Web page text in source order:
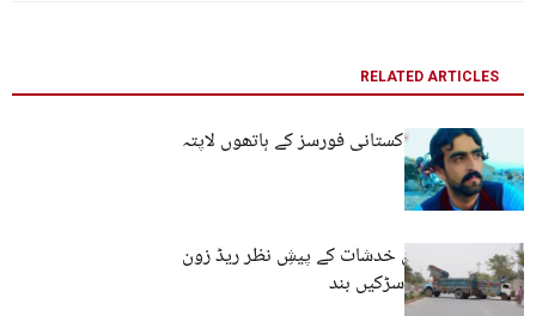
RELATED ARTICLES
کوئٹہ: نوجوان پاکستانی فورسز کے ہاتھوں لاپتہ
کوئٹہ: سیکیورٹی خدشات کے پیشِ نظر ریڈ زون
مکمل سیل، کئی سڑکیں بند